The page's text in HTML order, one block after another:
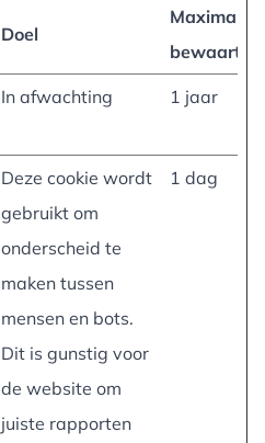
Doel
Maximale
In afwachting 1 jaar
Deze cookie wordt
gebruikt om
onderscheid te
maken tussen
mensen en bots.
Dit is gunstig voor
de website om
juiste rapporten
1 dag